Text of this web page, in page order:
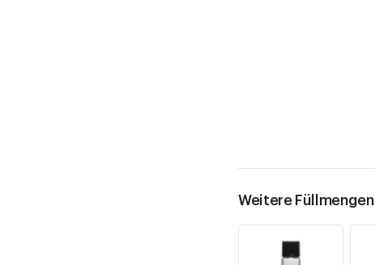
Weitere Füllmengen